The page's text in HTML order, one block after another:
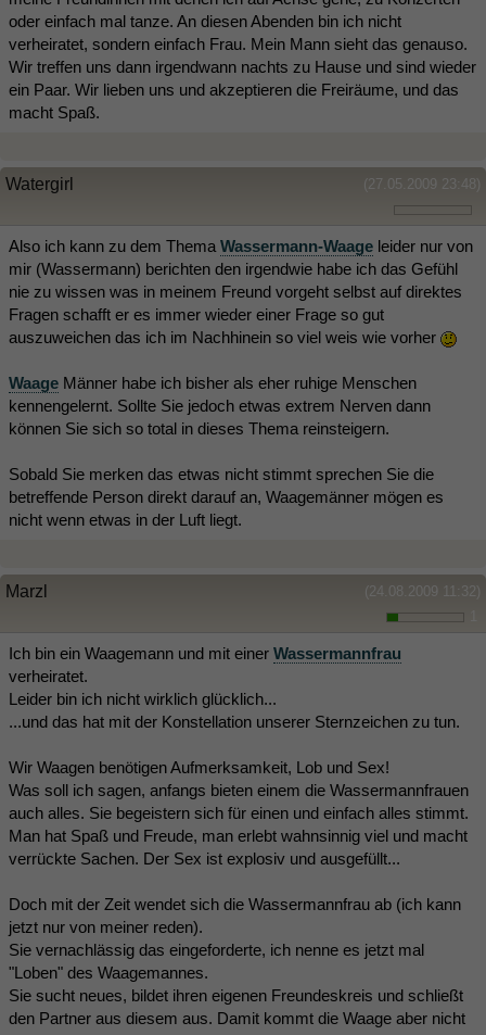
oder einfach mal tanze. An diesen Abenden bin ich nicht
verheiratet, sondern einfach Frau. Mein Mann sieht das genauso.
Wir treffen uns dann irgendwann nachts zu Hause und sind wieder
ein Paar. Wir lieben uns und akzeptieren die Freiräume, und das
macht Spaß.
(27.05.2009 23:48)
Watergirl
Also ich kann zu dem Thema Wassermann-Waage leider nur von
mir (Wassermann) berichten den irgendwie habe ich das Gefühl
nie zu wissen was in meinem Freund vorgeht selbst auf direktes
Fragen schafft er es immer wieder einer Frage so gut
auszuweichen das ich im Nachhinein so viel weis wie vorher
Waage Männer habe ich bisher als eher ruhige Menschen
kennengelernt. Sollte Sie jedoch etwas extrem Nerven dann
können Sie sich so total in dieses Thema reinsteigern.
Sobald Sie merken das etwas nicht stimmt sprechen Sie die
betreffende Person direkt darauf an, Waagemänner mögen es
nicht wenn etwas in der Luft liegt.
(24.08.2009 11:32)
Marzl
Ich bin ein Waagemann und mit einer Wassermannfrau
verheiratet.
Leider bin ich nicht wirklich glücklich...
...und das hat mit der Konstellation unserer Sternzeichen zu tun.
Wir Waagen benötigen Aufmerksamkeit, Lob und Sex!
Was soll ich sagen, anfangs bieten einem die Wassermannfrauen
auch alles. Sie begeistern sich für einen und einfach alles stimmt.
Man hat Spaß und Freude, man erlebt wahnsinnig viel und macht
verrückte Sachen. Der Sex ist explosiv und ausgefüllt...
Doch mit der Zeit wendet sich die Wassermannfrau ab (ich kann
jetzt nur von meiner reden).
Sie vernachlässig das eingeforderte, ich nenne es jetzt mal
"Loben" des Waagemannes.
Sie sucht neues, bildet ihren eigenen Freundeskreis und schließt
den Partner aus diesem aus. Damit kommt die Waage aber nicht